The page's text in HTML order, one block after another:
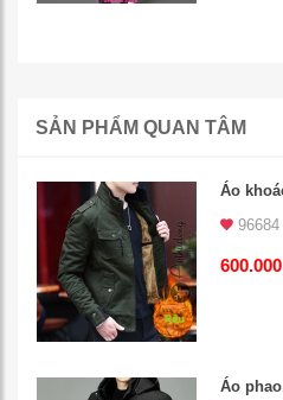
SẢN PHẨM QUAN TÂM
Áo
Áo